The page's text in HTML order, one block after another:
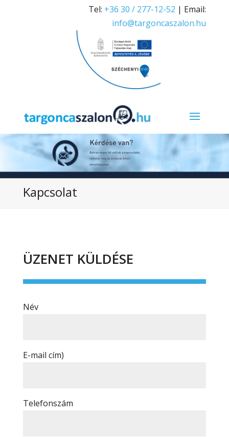
Tel: +36 30 / 277-12-52 | Email:
info@targoncaszalon.hu
Kapcsolat
ÜZENET KÜLDÉSE
Név
E-mail cím)
Telefonszám